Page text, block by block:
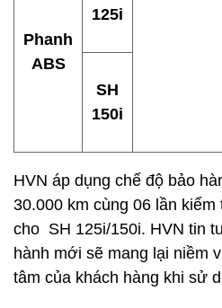
Phanh
ABS
125i
SH
150i
HVN áp dụng chế độ bảo
30.000 km cùng 06 lần
cho SH 125i/150i. HVN tin
hành mới sẽ mang lại niềm
tâm của khách hàng khi sử